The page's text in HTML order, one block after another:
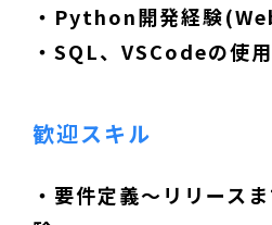
・Python開発経験
・SQL、VSCodeの使
歓迎スキル
・要件定義～リリース